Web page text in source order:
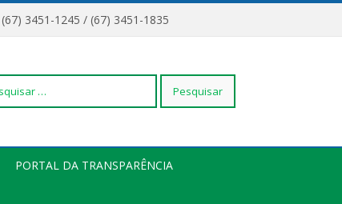
(67) 3451-1245 / (67) 3451-1835
PORTAL DA TRANSPARÊNCIA